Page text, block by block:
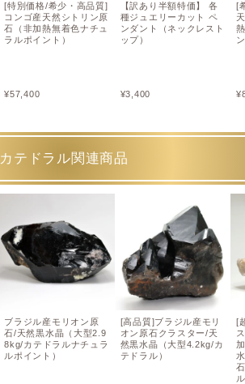
[特別価格/希少・高品質]
コンゴ産天然シトリン原
石（非加熱無着色ナチュ
ラルポイント）
¥57,400
【訳あり半額特価】 各
種ジュエリーカット ペ
ンダント（ネックレスト
ップ）
¥3,400
[
¥
カテドラル関連商品
ブラジル産モリオン原
石/天然黒水晶（大型2.9
8kg/カテドラルナチュラ
ルポイント）
[高品質]ブラジル産モリ
オン原石クラスター/天
然黒水晶（大型4.2kg/カ
テドラル）
[